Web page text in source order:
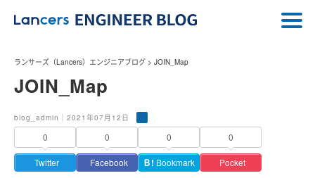
ランサーズ（Lancers）エンジニアブログ > JOIN_Map
JOIN_Map
blog_admin｜2021年07月12日
0
Twitter
0
Facebook
0
Ｂ! Bookmark
0
Pocket